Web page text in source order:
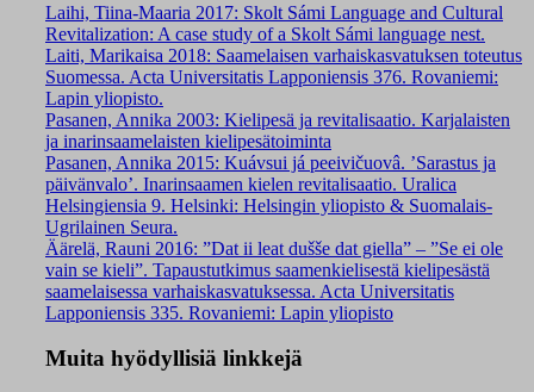
Laihi, Tiina-Maaria 2017: Skolt Sámi Language and Cultural
Revitalization: A case study of a Skolt Sámi language nest.
Laiti, Marikaisa 2018: Saamelaisen varhaiskasvatuksen toteutus
Suomessa. Acta Universitatis Lapponiensis 376. Rovaniemi:
Lapin yliopisto.
Pasanen, Annika 2003: Kielipesä ja revitalisaatio. Karjalaisten
ja inarinsaamelaisten kielipesätoiminta
Pasanen, Annika 2015: Kuávsui já peeivičuovâ. ’Sarastus ja
päivänvalo’. Inarinsaamen kielen revitalisaatio. Uralica
Helsingiensia 9. Helsinki: Helsingin yliopisto & Suomalais-
Ugrilainen Seura.
Äärelä, Rauni 2016: ”Dat ii leat dušše dat giella” – ”Se ei ole
vain se kieli”. Tapaustutkimus saamenkielisestä kielipesästä
saamelaisessa varhaiskasvatuksessa. Acta Universitatis
Lapponiensis 335. Rovaniemi: Lapin yliopisto
Muita hyödyllisiä linkkejä